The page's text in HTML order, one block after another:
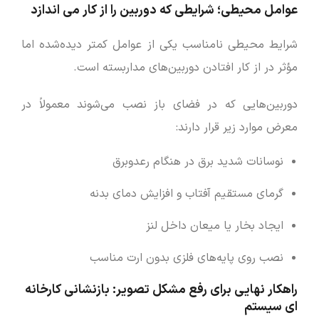
عوامل محیطی؛ شرایطی که دوربین را از کار می ‌اندازد
شرایط محیطی نامناسب یکی از عوامل کمتر دیده‌شده اما
مؤثر در از کار افتادن دوربین‌های مداربسته است.
دوربین‌هایی که در فضای باز نصب می‌شوند معمولاً در
معرض موارد زیر قرار دارند:
نوسانات شدید برق در هنگام رعدوبرق
گرمای مستقیم آفتاب و افزایش دمای بدنه
ایجاد بخار یا میعان داخل لنز
نصب روی پایه‌های فلزی بدون ارت مناسب
راهکار نهایی برای رفع مشکل تصویر: بازنشانی کارخانه
‌ای سیستم